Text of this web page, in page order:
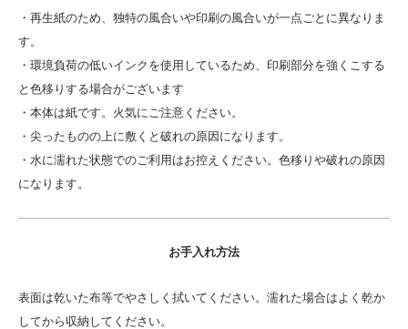
・再生紙のため、独特の風合いや印刷の風合いが一点ごとに異なりま
す。
・環境負荷の低いインクを使用しているため、印刷部分を強くこする
と色移りする場合がございます
・本体は紙です。火気にご注意ください。
・尖ったものの上に敷くと破れの原因になります。
・水に濡れた状態でのご利用はお控えください。色移りや破れの原因
になります。
お手入れ方法
表面は乾いた布等でやさしく拭いてください。濡れた場合はよく乾か
してから収納してください。